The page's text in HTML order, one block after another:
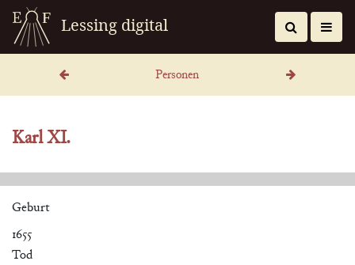
Lessing digital
Personen
Karl XI.
Geburt
1655
Tod